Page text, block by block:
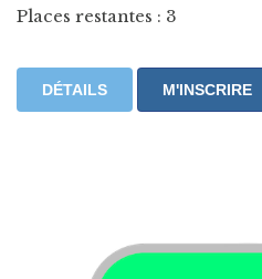
Places restantes : 3
DÉTAILS M'INSCRIRE